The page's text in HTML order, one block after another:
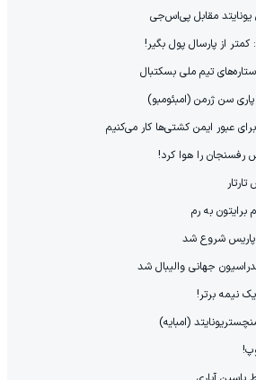
مقابل پی‌اس‌جی
از پارسال پول بگیر!
تیم ملی بسکتبال
سن ژرمن (امبئومبو)
عبور ایمن کشتی‌ها کار می‌کنیم
رفسنجان را هوا کرد!
به رم
پاریس شروع شد
جهانی والیبال شد
نیمه برتر!
(امبایه)